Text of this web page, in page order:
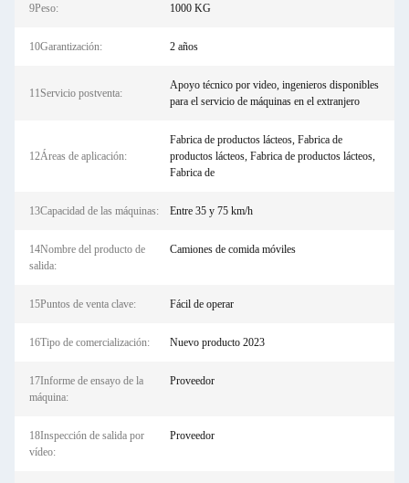
9Peso: 1000 KG
10Garantización: 2 años
11Servicio postventa:
Apoyo técnico por video, ingenieros disponibles
para el servicio de máquinas en el extranjero
12Áreas de aplicación:
Fabrica de productos lácteos, Fabrica de
productos lácteos, Fabrica de productos lácteos,
Fabrica de
13Capacidad de las máquinas: Entre 35 y 75 km/h
14Nombre del producto de
salida:
Camiones de comida móviles
15Puntos de venta clave: Fácil de operar
16Tipo de comercialización: Nuevo producto 2023
17Informe de ensayo de la
máquina:
Proveedor
18Inspección de salida por
vídeo:
Proveedor